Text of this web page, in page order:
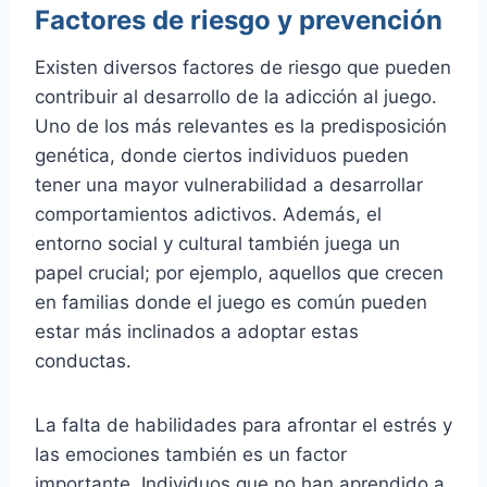
Factores de riesgo y prevención
Existen diversos factores de riesgo que pueden
contribuir al desarrollo de la adicción al juego.
Uno de los más relevantes es la predisposición
genética, donde ciertos individuos pueden
tener una mayor vulnerabilidad a desarrollar
comportamientos adictivos. Además, el
entorno social y cultural también juega un
papel crucial; por ejemplo, aquellos que crecen
en familias donde el juego es común pueden
estar más inclinados a adoptar estas
conductas.
La falta de habilidades para afrontar el estrés y
las emociones también es un factor